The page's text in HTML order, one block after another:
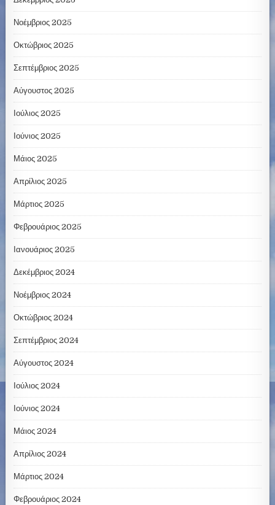
Νοέμβριος 2025
Οκτώβριος 2025
Σεπτέμβριος 2025
Αύγουστος 2025
Ιούλιος 2025
Ιούνιος 2025
Μάιος 2025
Απρίλιος 2025
Μάρτιος 2025
Φεβρουάριος 2025
Ιανουάριος 2025
Δεκέμβριος 2024
Νοέμβριος 2024
Οκτώβριος 2024
Σεπτέμβριος 2024
Αύγουστος 2024
Ιούλιος 2024
Ιούνιος 2024
Μάιος 2024
Απρίλιος 2024
Μάρτιος 2024
Φεβρουάριος 2024